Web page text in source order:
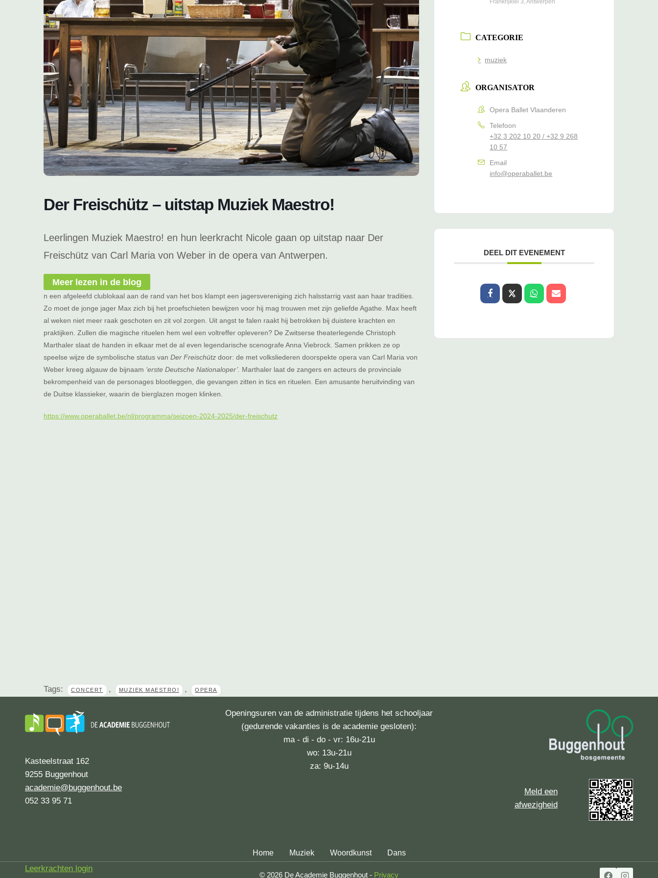
Der Freischütz – uitstap Muziek Maestro!
Leerlingen Muziek Maestro! en hun leerkracht Nicole gaan op uitstap naar Der
Freischütz van Carl Maria von Weber in de opera van Antwerpen.
Meer lezen in de blog
n een afgeleefd clublokaal aan de rand van het bos klampt een jagersvereniging zich halsstarrig vast aan haar tradities.
Zo moet de jonge jager Max zich bij het proefschieten bewijzen voor hij mag trouwen met zijn geliefde Agathe. Max heeft
al weken niet meer raak geschoten en zit vol zorgen. Uit angst te falen raakt hij betrokken bij duistere krachten en
praktijken. Zullen die magische rituelen hem wel een voltreffer opleveren? De Zwitserse theaterlegende Christoph
Marthaler slaat de handen in elkaar met de al even legendarische scenografe Anna Viebrock. Samen prikken ze op
speelse wijze de symbolische status van Der Freischütz door: de met volksliederen doorspekte opera van Carl Maria von
Weber kreeg algauw de bijnaam ‘erste Deutsche Nationaloper’. Marthaler laat de zangers en acteurs de provinciale
bekrompenheid van de personages blootleggen, die gevangen zitten in tics en rituelen. Een amusante heruitvinding van
de Duitse klassieker, waarin de bierglazen mogen klinken.
https://www.operaballet.be/nl/programma/seizoen-2024-2025/der-freischutz
Tags: CONCERT , MUZIEK MAESTRO! , OPERA
Frankrijklei 3, Antwerpen
CATEGORIE
muziek
ORGANISATOR
Opera Ballet Vlaanderen
Telefoon
+32 3 202 10 20 / +32 9 268
10 57
Email
info@operaballet.be
DEEL DIT EVENEMENT
Kasteelstraat 162
9255 Buggenhout
academie@buggenhout.be
052 33 95 71
Openingsuren van de administratie tijdens het schooljaar
(gedurende vakanties is de academie gesloten):
ma - di - do - vr: 16u-21u
wo: 13u-21u
za: 9u-14u
Meld een
afwezigheid
Home Muziek Woordkunst Dans
Leerkrachten login
© 2026 De Academie Buggenhout - Privacy